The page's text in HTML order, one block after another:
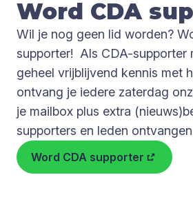
Word CDA
Wil je nog geen lid worden?
supporter! Als CDA-supporter
geheel vrijblijvend kennis met
ontvang je iedere zaterdag
je mailbox plus extra
supporters en leden
Word CDA supporter